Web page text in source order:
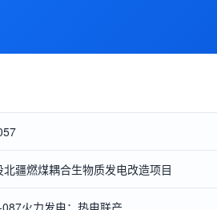
北疆燃煤耦合生物质发电改造项目
火力发电；热电联产